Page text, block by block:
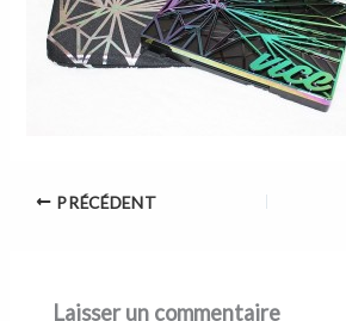
PRÉCÉDENT
Laisser un commentaire